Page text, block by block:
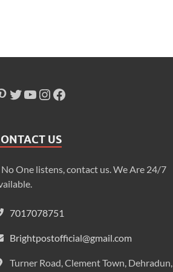
US
One listens, contact us. We Are 24/7
7017078751
Brightpostofficial@gmail.com
Turner Road, Clement Town, Dehradun,